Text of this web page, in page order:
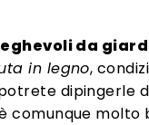
da
in legno,
dipingerle
comunque molto